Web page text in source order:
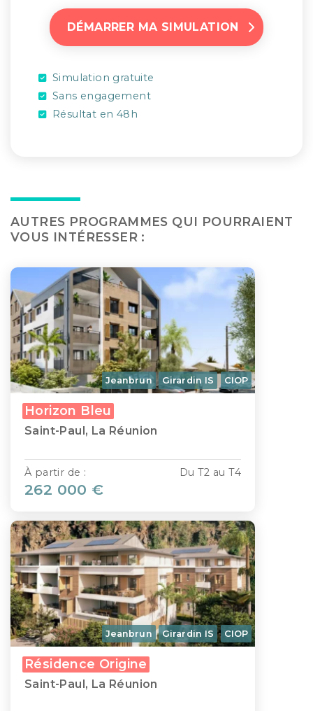
DÉMARRER MA SIMULATION
Simulation gratuite
Sans engagement
Résultat en 48h
AUTRES PROGRAMMES QUI POURRAIENT
VOUS INTÉRESSER :
Jeanbrun Girardin IS CIOP
Horizon Bleu
Saint-Paul, La Réunion
Du T2 au T4
À partir de :
262 000 €
Jeanbrun Girardin IS CIOP
Résidence Origine
Saint-Paul, La Réunion